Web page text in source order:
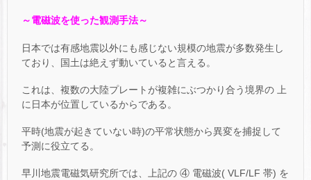
～電磁波を使った観測手法～
日本では有感地震以外にも感じない規模の地震が多数発生し
ており、国土は絶えず動いていると言える。
これは、複数の大陸プレートが複雑にぶつかり合う境界の 上
に日本が位置しているからである。
平時(地震が起きていない時)の平常状態から異変を捕捉して
予測に役立てる。
早川地震電磁気研究所では、上記の ④ 電磁波( VLF/LF 帯) を